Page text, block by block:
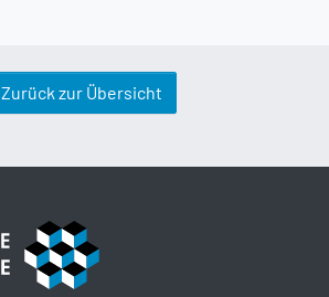
Zurück zur Übersicht